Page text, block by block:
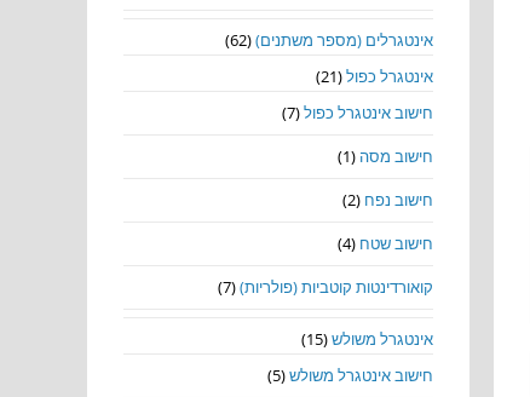
אינטגרלים (מספר משתנים)(62)
אינטגרל כפול(21)
חישוב אינטגרל כפול(7)
חישוב מסה (1)
חישוב נפח (2)
חישוב שטח (4)
קואורדינטות קוטביות (פולריות)(7)
אינטגרל משולש(15)
חישוב אינטגרל משולש(5)